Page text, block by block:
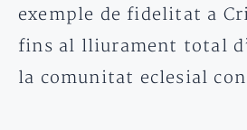
exemple de fidelitat a
fins al lliurament total
la comunitat eclesial